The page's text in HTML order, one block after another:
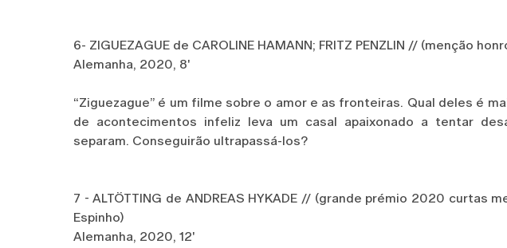
6- ZIGUEZAGUE de CAROLINE HAMANN; FRITZ PENZLIN // (menção
Alemanha, 2020, 8'
“Ziguezague” é um filme sobre o amor e as fronteiras. Qual deles é
de acontecimentos infeliz leva um casal apaixonado a tentar
separam. Conseguirão ultrapassá-los?
7 - ALTÖTTING de ANDREAS HYKADE // (grande prémio 2020 curtas
Espinho)
Alemanha, 2020, 12'